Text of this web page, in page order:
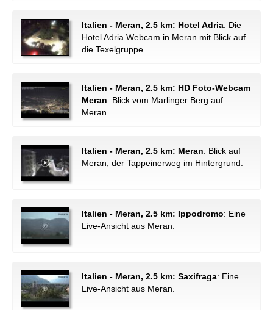
Italien - Meran, 2.5 km: Hotel Adria: Die
Hotel Adria Webcam in Meran mit Blick auf
die Texelgruppe.
Italien - Meran, 2.5 km: HD Foto-Webcam
Meran: Blick vom Marlinger Berg auf
Meran.
Italien - Meran, 2.5 km: Meran: Blick auf
Meran, der Tappeinerweg im Hintergrund.
Italien - Meran, 2.5 km: Ippodromo: Eine
Live-Ansicht aus Meran.
Italien - Meran, 2.5 km: Saxifraga: Eine
Live-Ansicht aus Meran.